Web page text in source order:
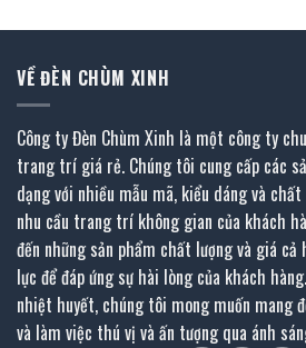
VỀ ĐÈN CHÙM XINH
Công ty Đèn Chùm Xinh là một công ty
trang trí giá rẻ. Chúng tôi cung cấp các
dạng với nhiều mẫu mã, kiểu dáng và
nhu cầu trang trí không gian của khách
đến những sản phẩm chất lượng và giá cả
lực để đáp ứng sự hài lòng của khách
nhiệt huyết, chúng tôi mong muốn mang
và làm việc thú vị và ấn tượng qua ánh